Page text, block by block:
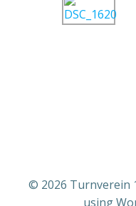
© 2026 Turnverein
using